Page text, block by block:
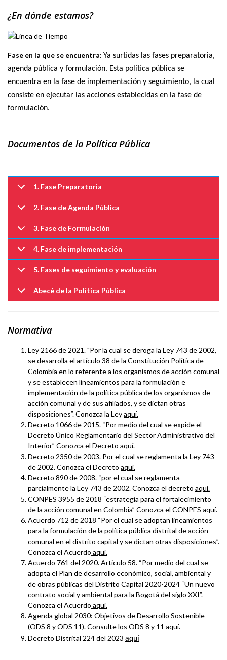
¿En dónde estamos?
Fase en la que se encuentra: Ya surtidas las fases preparatoria,
agenda pública y formulación. Esta política pública se
encuentra en la fase de implementación y seguimiento, la cual
consiste en ejecutar las acciones establecidas en la fase de
formulación.
Documentos de la Política Pública
1. Fase Preparatoria
2. Fase de Agenda Pública
3. Fase de Formulación
4. Fase de implementación
5. Fases de seguimiento y evaluación
Abecé de la Política Pública
Normativa
Ley 2166 de 2021. "Por la cual se deroga la Ley 743 de 2002,
se desarrolla el artículo 38 de la Constitución Política de
Colombia en lo referente a los organismos de acción comunal
y se establecen lineamientos para la formulación e
implementación de la política pública de los organismos de
acción comunal y de sus afiliados, y se dictan otras
disposiciones”. Conozca la Leyaquí.
Decreto 1066 de 2015. “Por medio del cual se expide el
Decreto Único Reglamentario del Sector Administrativo del
Interior” Conozca el Decreto aquí.
Decreto 2350 de 2003. Por el cual se reglamenta la Ley 743
de 2002. Conozca el Decreto aquí.
Decreto 890 de 2008. “por el cual se reglamenta
parcialmente la Ley 743 de 2002. Conozca el decreto aquí.
CONPES 3955 de 2018 “estrategia para el fortalecimiento
de la acción comunal en Colombia” Conozca el CONPES aquí.
Acuerdo 712 de 2018 “Por el cual se adoptan lineamientos
para la formulación de la política pública distrital de acción
comunal en el distrito capital y se dictan otras disposiciones”.
Conozca el Acuerdo aquí.
Acuerdo 761 del 2020. Articulo 58. “Por medio del cual se
adopta el Plan de desarrollo económico, social, ambiental y
de obras públicas del Distrito Capital 2020-2024 “Un nuevo
contrato social y ambiental para la Bogotá del siglo XXI”.
Conozca el Acuerdo aquí.
Agenda global 2030: Objetivos de Desarrollo Sostenible
(ODS 8 y ODS 11). Consulte los ODS 8 y 11 aquí.
Decreto Distrital 224 del 2023 aquí